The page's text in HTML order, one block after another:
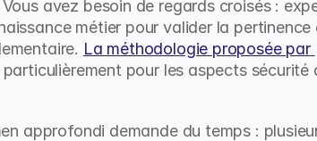
avez besoin de regards croisés :
métier pour valider la pertinence
La méthodologie proposée par
pour les aspects sécurité
approfondi demande du temps :